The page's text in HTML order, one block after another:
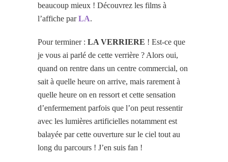
beaucoup mieux ! Découvrez les films à
l’affiche parLA.
Pour terminer : LA VERRIERE ! Est-ce que
je vous ai parlé de cette verrière ? Alors oui,
quand on rentre dans un centre commercial, on
sait à quelle heure on arrive, mais rarement à
quelle heure on en ressort et cette sensation
d’enfermement parfois que l’on peut ressentir
avec les lumières artificielles notamment est
balayée par cette ouverture sur le ciel tout au
long du parcours ! J’en suis fan !